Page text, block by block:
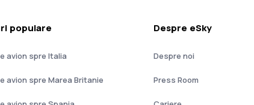
populare
avion spre Italia
avion spre Marea Britanie
Despre eSky
Despre noi
Press Room